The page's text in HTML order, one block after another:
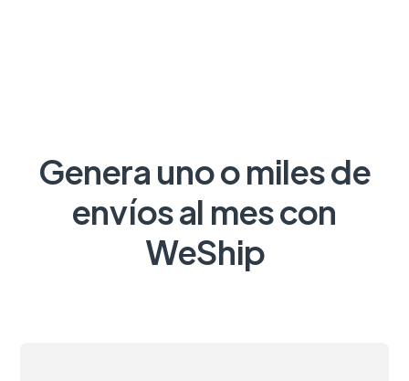
Genera uno o miles de
envíos al mes con
WeShip